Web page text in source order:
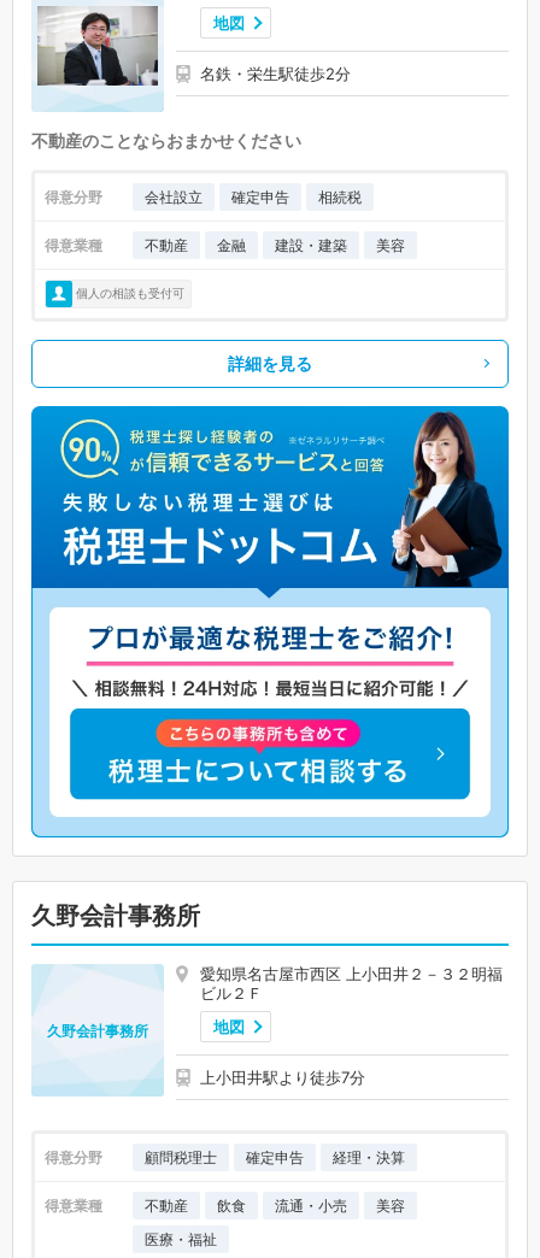
地図
名鉄・栄生駅徒歩2分
不動産のことならおまかせください
得意分野 会社設立 確定申告 相続税
得意業種 不動産 金融 建設・建築 美容
個人の相談も受付可
詳細を見る
久野会計事務所
愛知県名古屋市西区 上小田井２－３２明福
ビル２Ｆ
地図
上小田井駅より徒歩7分
久野会計事務所
得意分野 顧問税理士 確定申告 経理・決算
得意業種 不動産 飲食 流通・小売
美容
医療・福祉